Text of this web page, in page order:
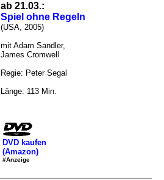
ab 21.03.:
Spiel ohne Regeln
(USA, 2005)
mit Adam Sandler,
James Cromwell
Regie: Peter Segal
Länge: 113 Min.
DVD kaufen
(Amazon)
#Anzeige